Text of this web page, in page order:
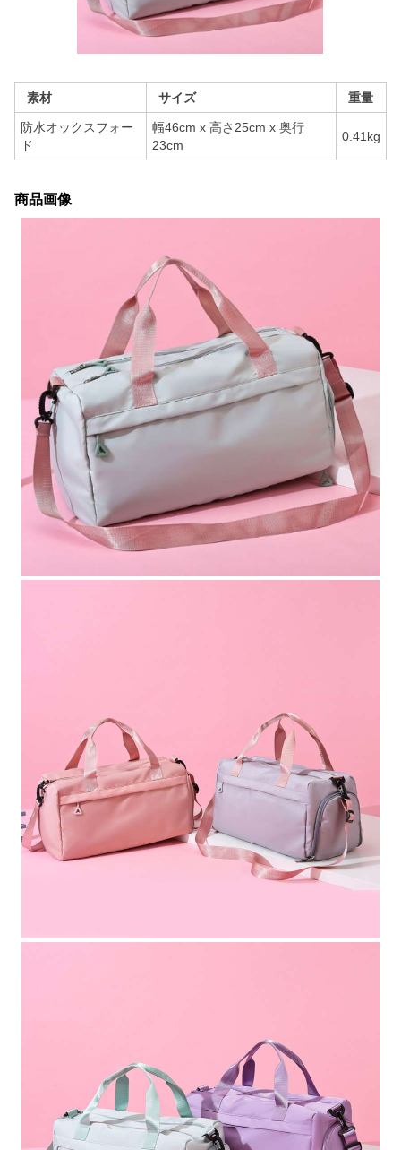
素材 サイズ 重量
防水オックスフォー
ド
幅46cm x 高さ25cm x 奥行
23cm
0.41kg
商品画像